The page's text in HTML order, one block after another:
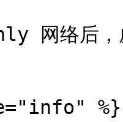
网络后，
%}